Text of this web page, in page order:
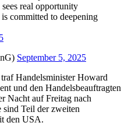
real opportunity
committed to deepening
September 5, 2025
Handelsminister Howard
und den Handelsbeauftragten
Nacht auf Freitag nach
sind Teil der zweiten
den USA.